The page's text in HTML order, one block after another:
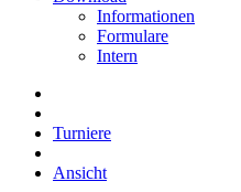
Informationen
Formulare
Intern
Turniere
Ansicht